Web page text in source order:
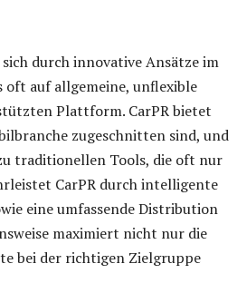
durch innovative Ansätze im
oft auf allgemeine, unflexible
Plattform. CarPR bietet
zugeschnitten sind, und
traditionellen Tools, die oft nur
CarPR durch intelligente
eine umfassende Distribution
maximiert nicht nur die
bei der richtigen Zielgruppe